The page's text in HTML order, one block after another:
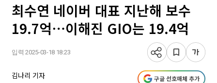
최수연 네이버 대표 지난해 보수
19.7억⋯이해진 GIO는 19.4억
입력 2025-03-18 18:23
김나리 기자 구글 선호매체 추가